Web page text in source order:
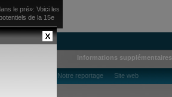
le pré»: Voici les
de la 15e
Informations supplémentaires
Notre reportage Site web